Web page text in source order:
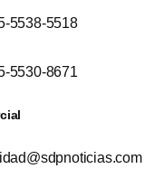
5538-5518
5530-8671